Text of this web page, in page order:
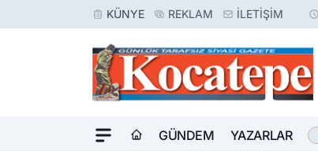
KÜNYE REKLAM İLETIŞIM
GÜNDEM YAZARLAR